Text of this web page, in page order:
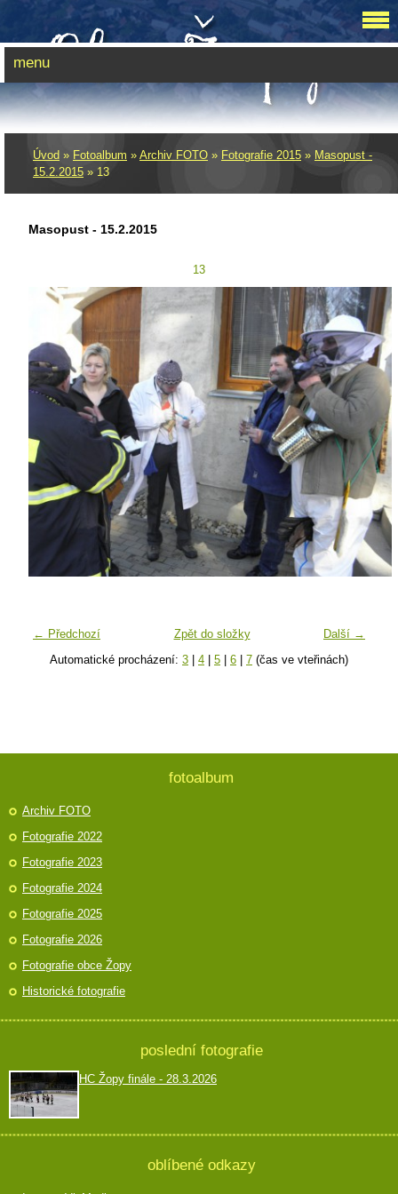
Úvod » Fotoalbum » Archiv FOTO » Fotografie 2015 » Masopust -
15.2.2015 » 13
Masopust - 15.2.2015
13
← Předchozí Další →
Zpět do složky
Automatické procházení: 3 | 4 | 5 | 6 | 7 (čas ve vteřinách)
menu
fotoalbum
Archiv FOTO
Fotografie 2022
Fotografie 2023
Fotografie 2024
Fotografie 2025
Fotografie 2026
Fotografie obce Žopy
Historické fotografie
poslední fotografie
HC Žopy finále - 28.3.2026
oblíbené odkazy